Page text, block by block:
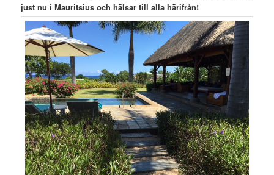
just nu i Mauritsius och hälsar till alla härifrån!